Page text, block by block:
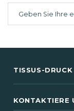
TISSUS-DRUCK
KONTAKTIERE